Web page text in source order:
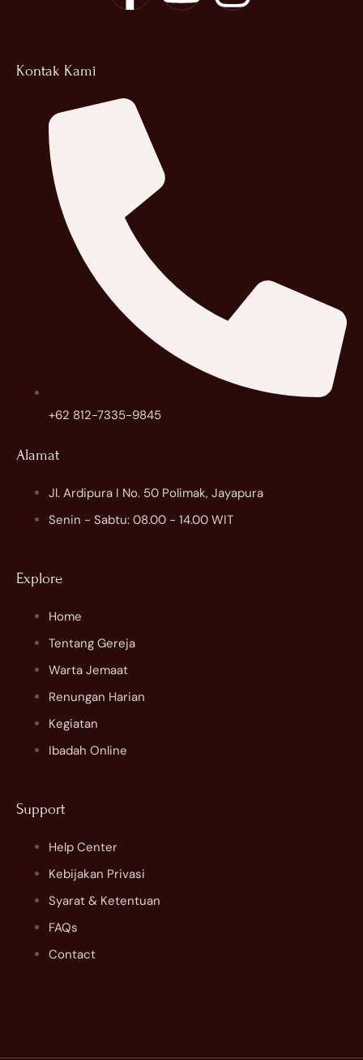
Kontak Kami
+62 812-7335-9845
Alamat
Jl. Ardipura I No. 50 Polimak, Jayapura
Senin - Sabtu: 08.00 - 14.00 WIT
Explore
Home
Tentang Gereja
Warta Jemaat
Renungan Harian
Kegiatan
Ibadah Online
Support
Help Center
Kebijakan Privasi
Syarat & Ketentuan
FAQs
Contact